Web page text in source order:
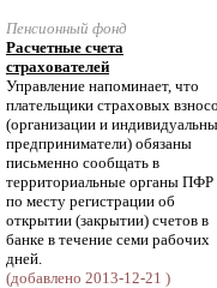
Пенсионный фонд
Расчетные счета
страхователей
Управление напоминает, что
плательщики страховых
(организации и
предприниматели) обязаны
письменно сообщать в
территориальные органы ПФР
по месту регистрации об
открытии (закрытии) счетов в
банке в течение семи рабочих
дней.
(добавлено 2013-12-21 )